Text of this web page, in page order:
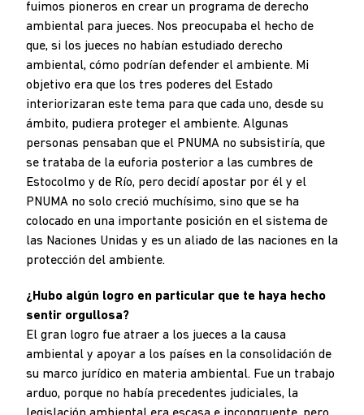
fuimos pioneros en crear un programa de derecho
ambiental para jueces. Nos preocupaba el hecho de
que, si los jueces no habían estudiado derecho
ambiental, cómo podrían defender el ambiente. Mi
objetivo era que los tres poderes del Estado
interiorizaran este tema para que cada uno, desde su
ámbito, pudiera proteger el ambiente. Algunas
personas pensaban que el PNUMA no subsistiría, que
se trataba de la euforia posterior a las cumbres de
Estocolmo y de Río, pero decidí apostar por él y el
PNUMA no solo creció muchísimo, sino que se ha
colocado en una importante posición en el sistema de
las Naciones Unidas y es un aliado de las naciones en la
protección del ambiente.
¿Hubo algún logro en particular que te haya hecho
sentir orgullosa?
El gran logro fue atraer a los jueces a la causa
ambiental y apoyar a los países en la consolidación de
su marco jurídico en materia ambiental. Fue un trabajo
arduo, porque no había precedentes judiciales, la